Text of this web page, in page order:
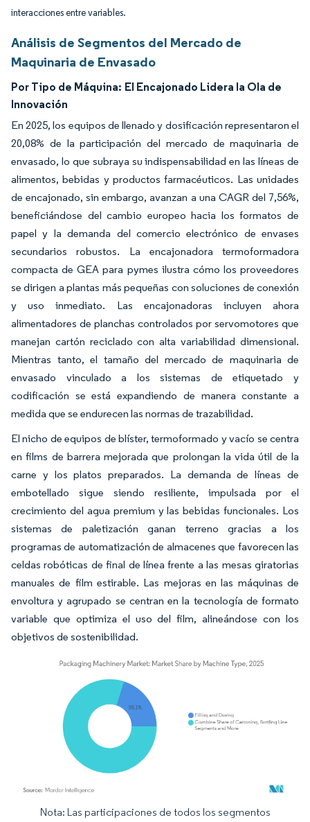
interacciones entre variables.
Análisis de Segmentos del Mercado de
Maquinaria de Envasado
Por Tipo de Máquina: El Encajonado Lidera la Ola de
Innovación
En 2025, los equipos de llenado y dosificación representaron el
20,08% de la participación del mercado de maquinaria de
envasado, lo que subraya su indispensabilidad en las líneas de
alimentos, bebidas y productos farmacéuticos. Las unidades
de encajonado, sin embargo, avanzan a una CAGR del 7,56%,
beneficiándose del cambio europeo hacia los formatos de
papel y la demanda del comercio electrónico de envases
secundarios robustos. La encajonadora termoformadora
compacta de GEA para pymes ilustra cómo los proveedores
se dirigen a plantas más pequeñas con soluciones de conexión
y uso inmediato. Las encajonadoras incluyen ahora
alimentadores de planchas controlados por servomotores que
manejan cartón reciclado con alta variabilidad dimensional.
Mientras tanto, el tamaño del mercado de maquinaria de
envasado vinculado a los sistemas de etiquetado y
codificación se está expandiendo de manera constante a
medida que se endurecen las normas de trazabilidad.
El nicho de equipos de blíster, termoformado y vacío se centra
en films de barrera mejorada que prolongan la vida útil de la
carne y los platos preparados. La demanda de líneas de
embotellado sigue siendo resiliente, impulsada por el
crecimiento del agua premium y las bebidas funcionales. Los
sistemas de paletización ganan terreno gracias a los
programas de automatización de almacenes que favorecen las
celdas robóticas de final de línea frente a las mesas giratorias
manuales de film estirable. Las mejoras en las máquinas de
envoltura y agrupado se centran en la tecnología de formato
variable que optimiza el uso del film, alineándose con los
objetivos de sostenibilidad.
Imagen © Mordor Intelligence. El uso requiere atribución según CC BY 4.0.
Nota: Las participaciones de todos los segmentos